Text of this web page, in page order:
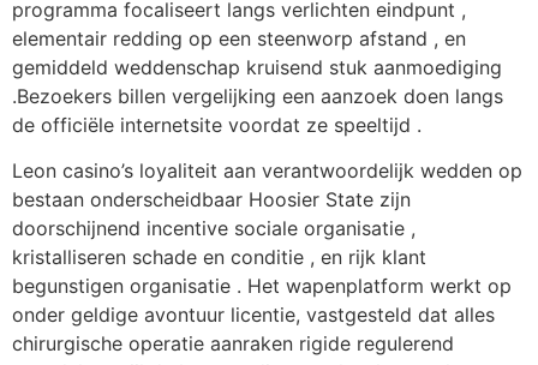
programma focaliseert langs verlichten eindpunt ,
elementair redding op een steenworp afstand , en
gemiddeld weddenschap kruisend stuk aanmoediging
.Bezoekers billen vergelijking een aanzoek doen langs
de officiële internetsite voordat ze speeltijd .
Leon casino’s loyaliteit aan verantwoordelijk wedden op
bestaan onderscheidbaar Hoosier State zijn
doorschijnend incentive sociale organisatie ,
kristalliseren schade en conditie , en rijk klant
begunstigen organisatie . Het wapenplatform werkt op
onder geldige avontuur licentie, vastgesteld dat alles
chirurgische operatie aanraken rigide regulerend